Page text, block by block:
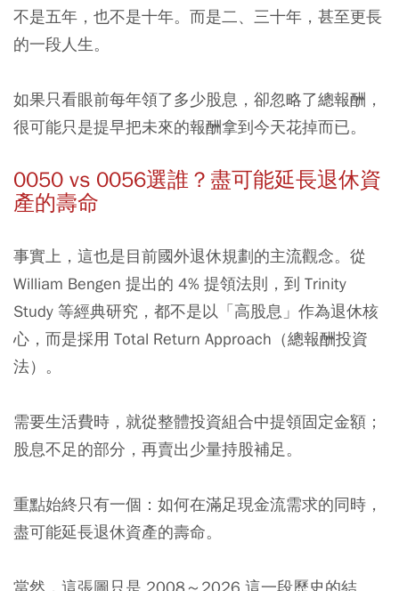
不是五年，也不是十年。而是二、三十年，甚至更長
的一段人生。
如果只看眼前每年領了多少股息，卻忽略了總報酬，
很可能只是提早把未來的報酬拿到今天花掉而已。
0050 vs 0056選誰？盡可能延長退休資
產的壽命
事實上，這也是目前國外退休規劃的主流觀念。從
William Bengen 提出的 4% 提領法則，到 Trinity
Study 等經典研究，都不是以「高股息」作為退休核
心，而是採用 Total Return Approach（總報酬投資
法）。
需要生活費時，就從整體投資組合中提領固定金額；
股息不足的部分，再賣出少量持股補足。
重點始終只有一個：如何在滿足現金流需求的同時，
盡可能延長退休資產的壽命。
當然，這張圖只是 2008～2026 這一段歷史的結